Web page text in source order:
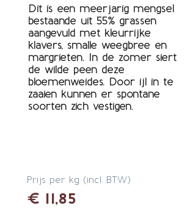
Dit is een meerjarig mengsel
bestaande uit 55% grassen
aangevuld met kleurrijke
klavers, smalle weegbree en
margrieten. In de zomer siert
de wilde peen deze
bloemenweides. Door ijl in te
zaaien kunnen er spontane
soorten zich vestigen.
Prijs per kg (incl. BTW)
€ 11,85